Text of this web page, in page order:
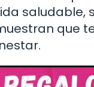
saludable,
que